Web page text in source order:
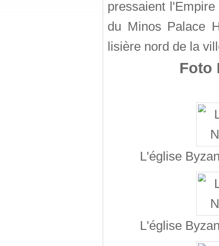
pressaient
du Minos Palace
lisière nord de la
Foto
L'église
L'église